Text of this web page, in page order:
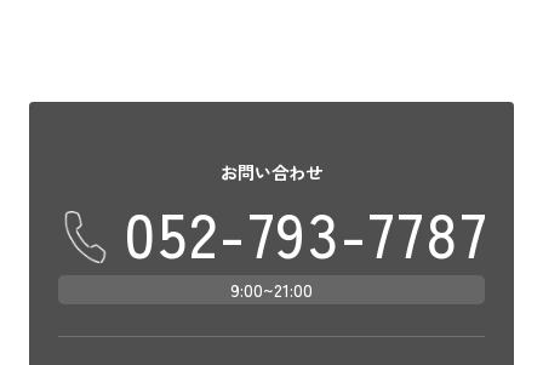
お問い合わせ
052-793-7787
9:00~21:00